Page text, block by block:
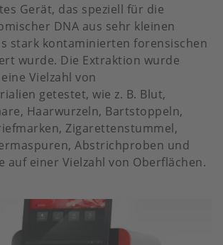
Gerät, das speziell für die
DNA aus sehr kleinen
stark kontaminierten forensischen
wurde. Die Extraktion wurde
Vielzahl von
getestet, wie z. B. Blut,
Haarwurzeln, Bartstoppeln,
Zigarettenstummel,
Abstrichproben und
auf einer Vielzahl von Oberflächen.